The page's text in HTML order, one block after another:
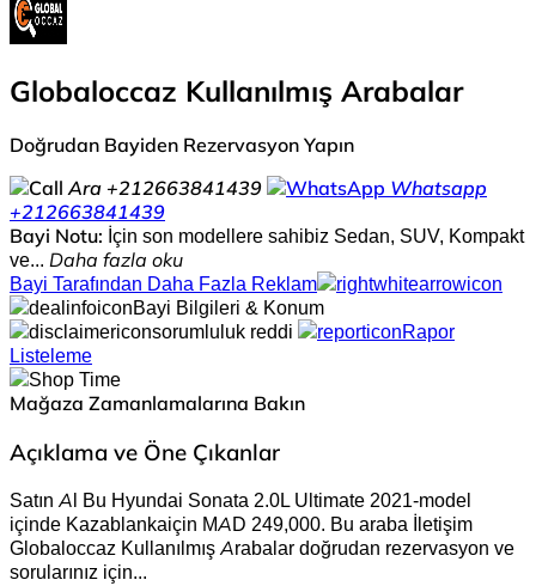
Globaloccaz Kullanılmış Arabalar
Doğrudan Bayiden Rezervasyon Yapın
Ara +212663841439
Whatsapp
+212663841439
Bayi Notu: İçin son modellere sahibiz Sedan, SUV, Kompakt
ve... Daha fazla oku
Bayi Tarafından Daha Fazla Reklam
Bayi Bilgileri & Konum
sorumluluk reddi
Rapor
Listeleme
Mağaza Zamanlamalarına Bakın
Açıklama ve Öne Çıkanlar
Satın Al Bu Hyundai Sonata 2.0L Ultimate 2021-model
içinde Kazablankaiçin MAD 249,000. Bu araba İletişim
Globaloccaz Kullanılmış Arabalar doğrudan rezervasyon ve
sorularınız için...